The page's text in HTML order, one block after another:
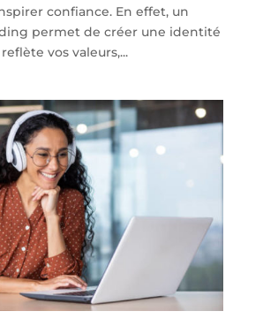
confiance. En effet, un
permet de créer une identité
vos valeurs,...